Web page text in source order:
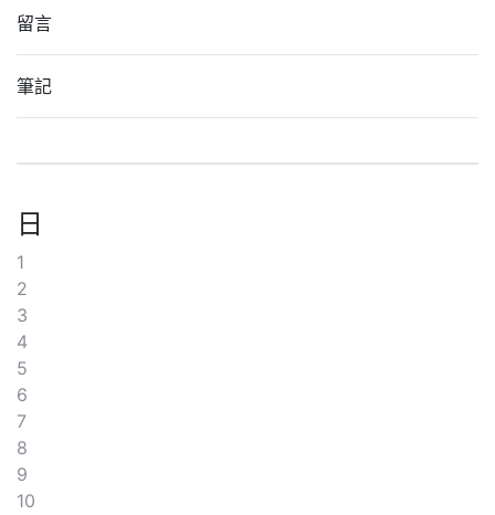
留言
筆記
日
1
2
3
4
5
6
7
8
9
10